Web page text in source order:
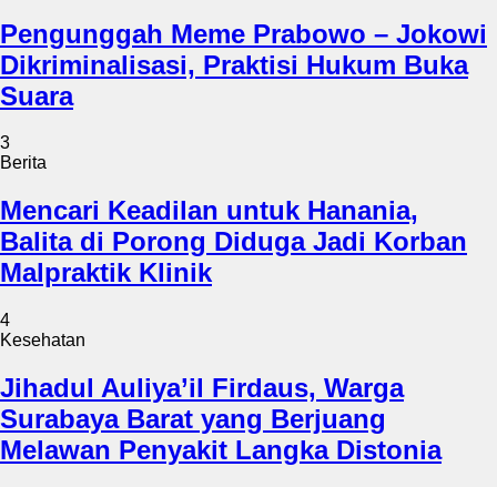
Pengunggah Meme Prabowo – Jokowi
Dikriminalisasi, Praktisi Hukum Buka
Suara
3
Berita
Mencari Keadilan untuk Hanania,
Balita di Porong Diduga Jadi Korban
Malpraktik Klinik
4
Kesehatan
Jihadul Auliya’il Firdaus, Warga
Surabaya Barat yang Berjuang
Melawan Penyakit Langka Distonia